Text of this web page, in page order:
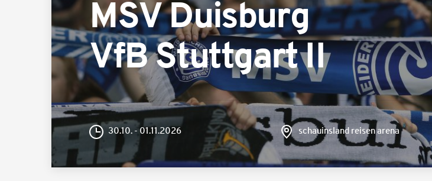
MSV Duisburg
VfB Stuttgart II
30.10. - 01.11.2026 schauinsland reisen arena